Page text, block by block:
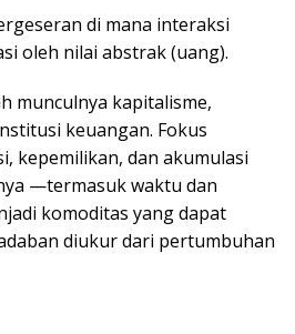
di mana interaksi
oleh nilai abstrak (uang).
munculnya kapitalisme,
keuangan. Fokus
kepemilikan, dan akumulasi
—termasuk waktu dan
komoditas yang dapat
diukur dari pertumbuhan